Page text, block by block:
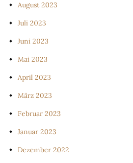
August 2023
Juli 2023
Juni 2023
Mai 2023
April 2023
März 2023
Februar 2023
Januar 2023
Dezember 2022